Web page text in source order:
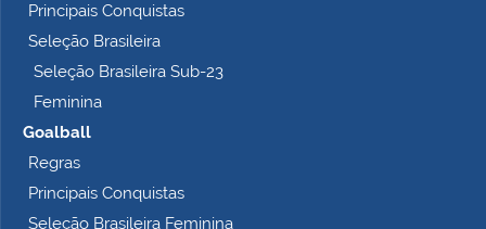
Principais Conquistas
Seleção Brasileira
Seleção Brasileira Sub-23
Feminina
Goalball
Regras
Principais Conquistas
Seleção Brasileira Feminina